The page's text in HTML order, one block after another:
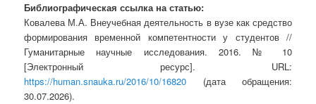
Библиографическая ссылка на статью:
Ковалева М.А. Внеучебная деятельность в вузе как средство
формирования временной компетентности у студентов //
Гуманитарные научные исследования. 2016. № 10
[Электронный ресурс]. URL:
https://human.snauka.ru/2016/10/16820 (дата обращения:
30.07.2026).